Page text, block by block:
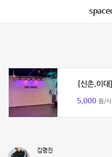
[신촌,이
5,000 원/
김명진